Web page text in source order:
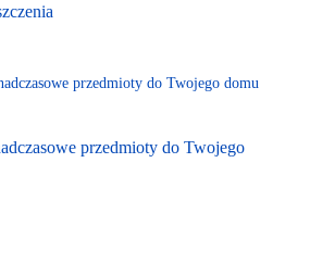
przedmioty do Twojego